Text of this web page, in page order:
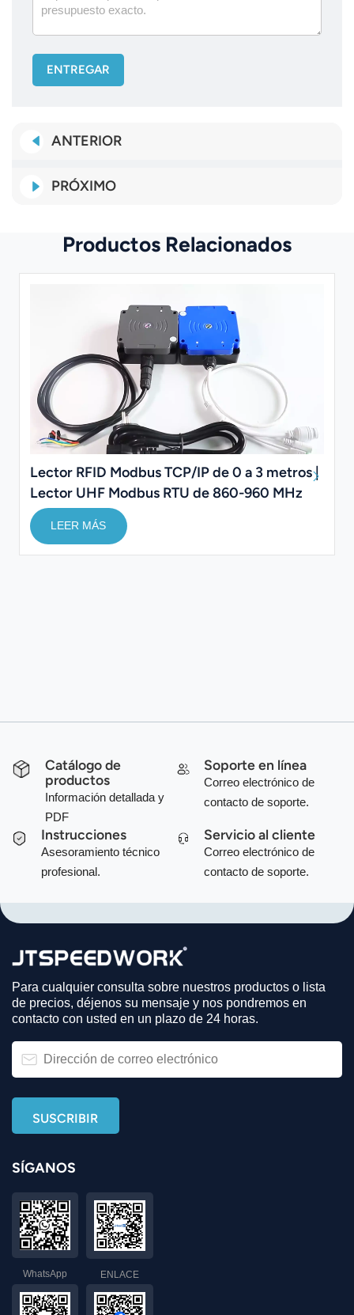
ENTREGAR
ANTERIOR
PRÓXIMO
Productos Relacionados
Lector RFID Modbus TCP/IP de 0 a 3 metros |
Lector UHF Modbus RTU de 860-960 MHz
LEER MÁS
Catálogo de
productos
Información detallada y
PDF
Soporte en línea
Correo electrónico de
contacto de soporte.
Instrucciones
Asesoramiento técnico
profesional.
Servicio al cliente
Correo electrónico de
contacto de soporte.
Para cualquier consulta sobre nuestros productos o lista
de precios, déjenos su mensaje y nos pondremos en
contacto con usted en un plazo de 24 horas.
SÍGANOS
WhatsApp ENLACE